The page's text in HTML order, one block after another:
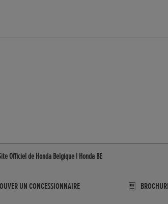
Officiel de Honda Belgique | Honda BE
UN CONCESSIONNAIRE